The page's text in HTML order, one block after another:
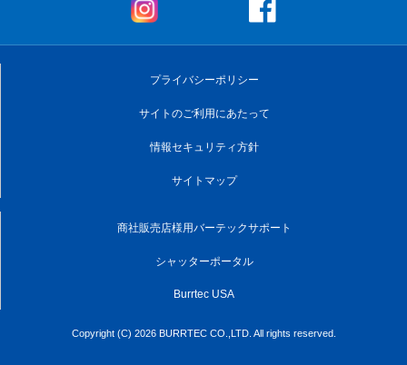
プライバシーポリシー
サイトのご利用にあたって
情報セキュリティ方針
サイトマップ
商社販売店様用バーテックサポート
シャッターポータル
Burrtec USA
Copyright (C) 2026 BURRTEC CO.,LTD. All rights reserved.